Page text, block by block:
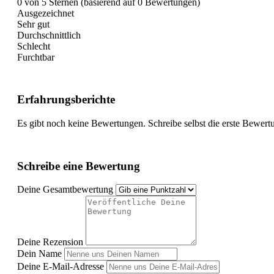
0 von 5 Sternen (basierend auf 0 Bewertungen)
Ausgezeichnet
Sehr gut
Durchschnittlich
Schlecht
Furchtbar
Erfahrungsberichte
Es gibt noch keine Bewertungen. Schreibe selbst die erste
Schreibe eine Bewertung
Deine Gesamtbewertung
Deine Rezension
Dein Name
Deine E-Mail-Adresse